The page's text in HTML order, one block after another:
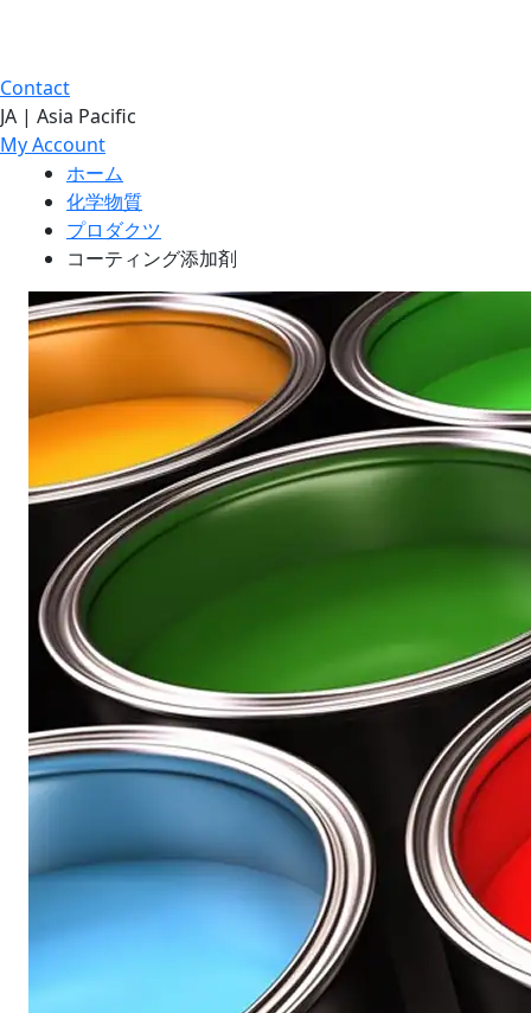
Contact
JA | Asia Pacific
My Account
ホーム
化学物質
プロダクツ
コーティング添加剤